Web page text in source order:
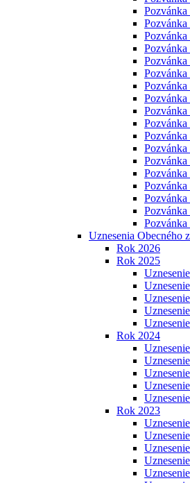
Pozvánka
Pozvánka
Uznesenia Obecného
Rok 2026
Rok 2025
Rok 2024
Rok 2023